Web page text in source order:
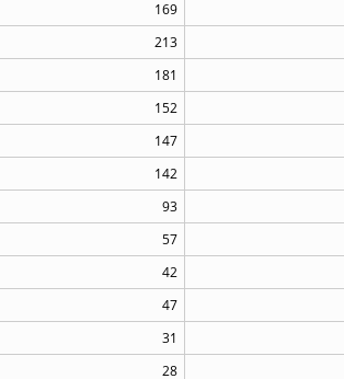
169
213
181
152
147
142
93
57
42
47
31
28